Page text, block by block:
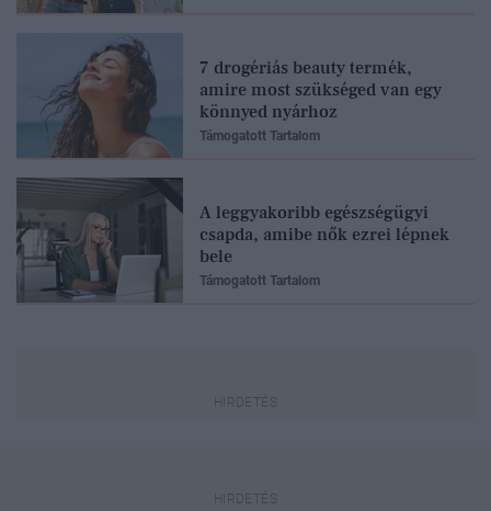
7 drogériás beauty termék,
amire most szükséged van egy
könnyed nyárhoz
Támogatott Tartalom
A leggyakoribb egészségügyi
csapda, amibe nők ezrei lépnek
bele
Támogatott Tartalom